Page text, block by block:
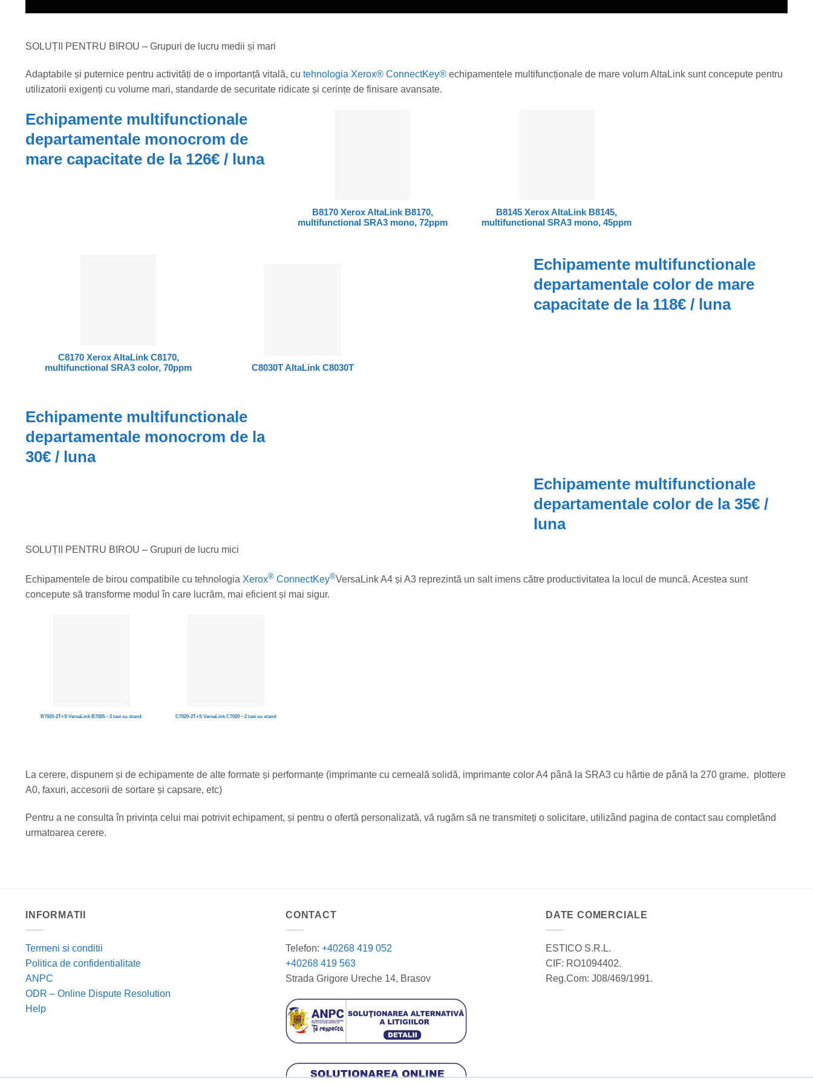
SOLUȚII PENTRU BIROU – Grupuri de lucru medii și mari
Adaptabile și puternice pentru activități de o importanță vitală, cu tehnologia Xerox® ConnectKey® echipamentele multifuncționale de mare volum AltaLink sunt concepute pentru
utilizatorii exigenți cu volume mari, standarde de securitate ridicate și cerințe de finisare avansate.
Echipamente multifunctionale
departamentale monocrom de
mare capacitate de la 126€ / luna
B8170 Xerox AltaLink B8170,
multifunctional SRA3 mono, 72ppm
B8145 Xerox AltaLink B8145,
multifunctional SRA3 mono, 45ppm
C8170 Xerox AltaLink C8170,
multifunctional SRA3 color, 70ppm
C8030T AltaLink C8030T
Echipamente multifunctionale
departamentale color de mare
capacitate de la 118€ / luna
Echipamente multifunctionale
departamentale monocrom de la
30€ / luna
Echipamente multifunctionale
departamentale color de la 35€ /
luna
SOLUȚII PENTRU BIROU – Grupuri de lucru mici
Echipamentele de birou compatibile cu tehnologia Xerox® ConnectKey®VersaLink A4 și A3 reprezintă un salt imens către productivitatea la locul de muncă. Acestea sunt
concepute să transforme modul în care lucrăm, mai eficient și mai sigur.
B7025-2T+S VersaLink B7025 – 2 tavi cu stand C7020-2T+S VersaLink C7020 – 2 tavi cu stand
La cerere, dispunem și de echipamente de alte formate și performanțe (imprimante cu cerneală solidă, imprimante color A4 până la SRA3 cu hârtie de până la 270 grame, plottere
A0, faxuri, accesorii de sortare și capsare, etc)
Pentru a ne consulta în privința celui mai potrivit echipament, și pentru o ofertă personalizată, vă rugăm să ne transmiteți o solicitare, utilizând pagina de contact sau completând
urmatoarea cerere.
INFORMATII
Termeni si conditii
Politica de confidentialitate
ANPC
ODR – Online Dispute Resolution
Help
CONTACT
Telefon: +40268 419 052
+40268 419 563
Strada Grigore Ureche 14, Brasov
DATE COMERCIALE
ESTICO S.R.L.
CIF: RO1094402.
Reg.Com: J08/469/1991.